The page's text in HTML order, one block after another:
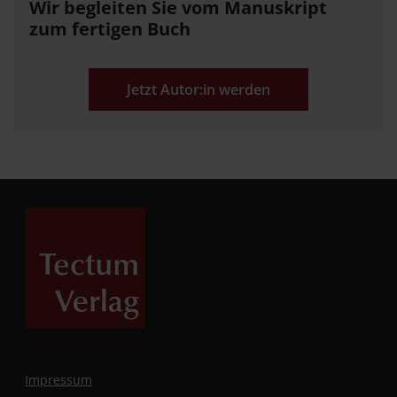
Wir begleiten Sie vom Manuskript
zum fertigen Buch
Jetzt Autor:in werden
Impressum